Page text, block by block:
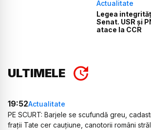
Actualitate
Legea
Senat. USR și
atace la CCR
ULTIMELE
19:52Actualitate
PE SCURT: Barjele se scufundă greu,
frații Tate cer cauțiune, canotorii români